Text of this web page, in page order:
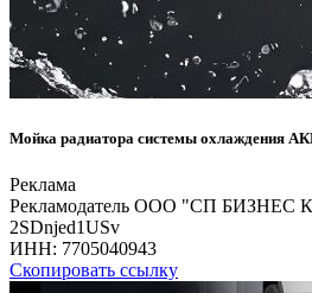
Мойка радиатора системы охлаждения
Реклама
Рекламодатель ООО "СП БИЗНЕС
2SDnjed1USv
ИНН: 7705040943
Скопировать ссылку